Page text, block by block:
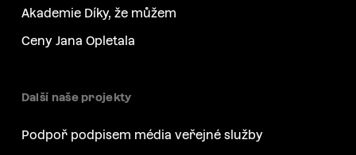
Akademie Díky, že můžem
Ceny Jana Opletala
Další naše projekty
Podpoř podpisem média veřejné služby